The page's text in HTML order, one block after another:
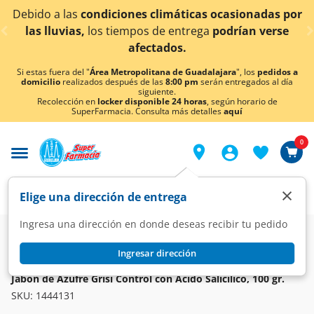
< div class="carousel-inner">
ocasionadas por
entregapodrían verse
¡Ahora también en
Si estas fuera del "Área Metropolitana de Guadalajara", los pedidos a
domicilio realizados después de las8:00 pm serán entregados al día
siguiente.
Recolección en locker disponible 24 horas, según horario de
SuperFarmacia. Consulta más detallesaquí
Elige una dirección de entrega
Ingresa una dirección en donde deseas recibir tu pedido
Ingresar dirección
×
0
Super Higiene y Belleza
Higiene y Cuidado Corporal
Jabón de Tocador
GRISI
Jabón de Azufre Grisi Control con Ácido Salicílico, 100 gr.
SKU: 1444131